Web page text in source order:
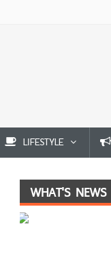
LIFESTYLE
WHAT'S NEWS